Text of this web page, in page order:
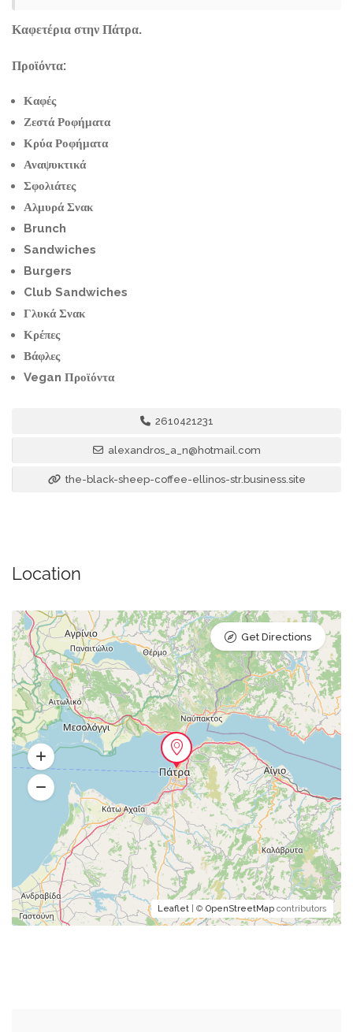
Καφετέρια στην Πάτρα.
Προϊόντα:
Καφές
Ζεστά Ροφήματα
Κρύα Ροφήματα
Αναψυκτικά
Σφολιάτες
Αλμυρά Σνακ
Brunch
Sandwiches
Burgers
Club Sandwiches
Γλυκά Σνακ
Κρέπες
Βάφλες
Vegan Προϊόντα
2610421231
alexandros_a_n@hotmail.com
the-black-sheep-coffee-ellinos-str.business.site
Location
Leaflet | © OpenStreetMap contributors
Get Directions